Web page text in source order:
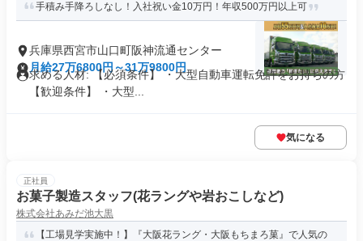
手積み手降ろしなし！入社祝い金10万円！年収500万円以上可
兵庫県西宮市山口町阪神流通センター
月給27万6800円～31万9800円
求める人材: 【必須条件】 ・大型自動車運転免許をお持ちの方
【歓迎条件】 ・大型...
気になる
正社員
お菓子製造スタッフ(花ラングや岩おこしなど)
株式会社あみだ池大黒
【工場見学実施中！】『大阪花ラング・大阪もちまろ菓』で人気の